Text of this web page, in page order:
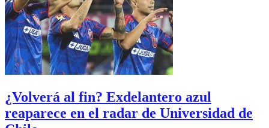
¿Volverá al fin? Exdelantero azul
reaparece en el radar de Universidad de